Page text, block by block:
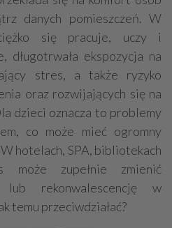
danych pomieszczeń. W
się pracuje, uczy i
długotrwała ekspozycja na
stres, a także ryzyko
oraz rozwijających się na
dzieci oznacza to problemy
co może mieć ogromny
W hotelach, SPA, bibliotekach
może zupełnie zmienić
lub rekonwalescencję w
temu przeciwdziałać?